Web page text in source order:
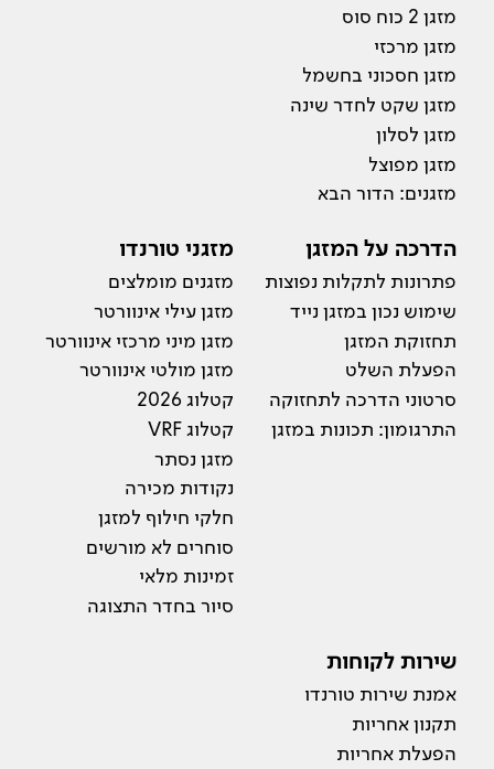
מזגן 2 כוח סוס
מזגן מרכזי
מזגן חסכוני בחשמל
מזגן שקט לחדר שינה
מזגן לסלון
מזגן מפוצל
מזגנים: הדור הבא
הדרכה על המזגן
פתרונות לתקלות נפוצות
שימוש נכון במזגן נייד
תחזוקת המזגן
הפעלת השלט
סרטוני הדרכה לתחזוקה
התרגומון: תכונות במזגן
מזגני טורנדו
מזגנים מומלצים
מזגן עילי אינוורטר
מזגן מיני מרכזי אינוורטר
מזגן מולטי אינוורטר
קטלוג 2026
קטלוג VRF
מזגן נסתר
נקודות מכירה
חלקי חילוף למזגן
סוחרים לא מורשים
זמינות מלאי
סיור בחדר התצוגה
שירות לקוחות
אמנת שירות טורנדו
תקנון אחריות
הפעלת אחריות